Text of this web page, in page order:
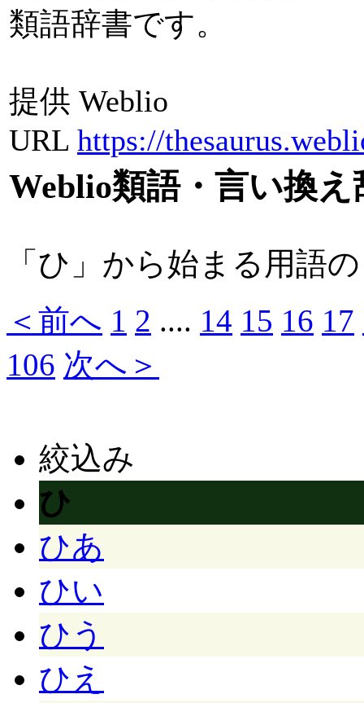
類語辞書です。
提供 Weblio
URL https://
Weblio類語・言い換
「ひ」から始まる用語
＜前へ 1 2 .... 14 15 16 17
106 次へ＞
絞込み
ひ
ひあ
ひい
ひう
ひえ